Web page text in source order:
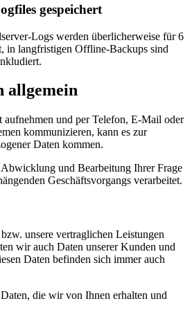
gespeichert
Logs werden überlicherweise für 6
in langfristigen Offline-Backups sind
allgemein
und per Telefon, E-Mail oder
kommunizieren, kann es zur
Daten kommen.
und Bearbeitung Ihrer Frage
Geschäftsvorgangs verarbeitet.
unsere vertraglichen Leistungen
wir auch Daten unserer Kunden und
Daten befinden sich immer auch
die wir von Ihnen erhalten und